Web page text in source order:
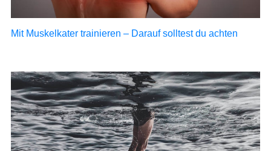
Mit Muskelkater trainieren – Darauf solltest du achten